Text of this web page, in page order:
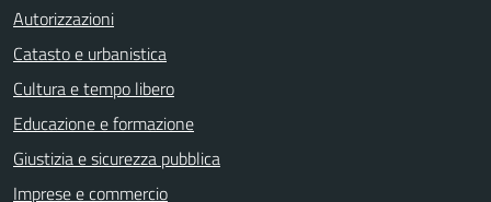
Autorizzazioni
Catasto e urbanistica
Cultura e tempo libero
Educazione e formazione
Giustizia e sicurezza pubblica
Imprese e commercio